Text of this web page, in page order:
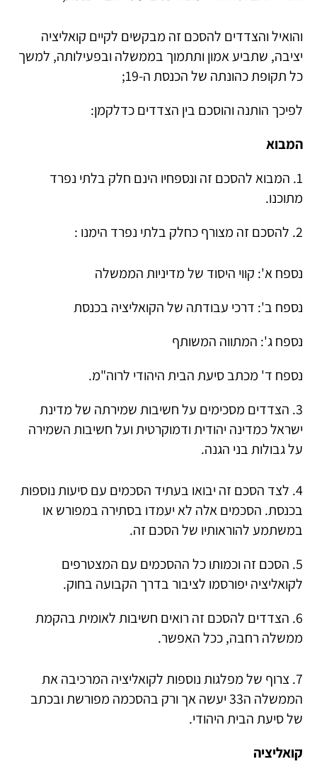
והואיל והצדדים להסכם זה מבקשים לקיים קואליציה
יציבה, שתביע אמון ותתמוך בממשלה ובפעילותה, למשך
כל תקופת כהונתה של הכנסת ה-19;
לפיכך הותנה והוסכם בין הצדדים כדלקמן:
המבוא
1. המבוא להסכם זה ונספחיו הינם חלק בלתי נפרד
מתוכנו.
2. להסכם זה מצורף כחלק בלתי נפרד הימנו :
נספח א': קווי היסוד של מדיניות הממשלה
נספח ב': דרכי עבודתה של הקואליציה בכנסת
נספח ג': המתווה המשותף
נספח ד' מכתב סיעת הבית היהודי לרוה"מ.
3. הצדדים מסכימים על חשיבות שמירתה של מדינת
ישראל כמדינה יהודית ודמוקרטית ועל חשיבות השמירה
על גבולות בני הגנה.
4. לצד הסכם זה יבואו בעתיד הסכמים עם סיעות נוספות
בכנסת. הסכמים אלה לא יעמדו בסתירה במפורש או
במשתמע להוראותיו של הסכם זה.
5. הסכם זה וכמותו כל ההסכמים עם המצטרפים
לקואליציה יפורסמו לציבור בדרך הקבועה בחוק.
6. הצדדים להסכם זה רואים חשיבות לאומית בהקמת
ממשלה רחבה, ככל האפשר.
7. צרוף של מפלגות נוספות לקואליציה המרכיבה את
הממשלה ה33 יעשה אך ורק בהסכמה מפורשת ובכתב
של סיעת הבית היהודי.
קואליציה